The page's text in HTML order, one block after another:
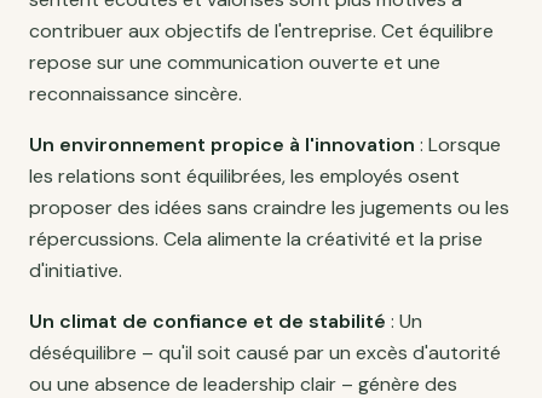
contribuer aux objectifs de l'entreprise. Cet équilibre
repose sur une communication ouverte et une
reconnaissance sincère.
Un environnement propice à l'innovation : Lorsque
les relations sont équilibrées, les employés osent
proposer des idées sans craindre les jugements ou les
répercussions. Cela alimente la créativité et la prise
d'initiative.
Un climat de confiance et de stabilité : Un
déséquilibre – qu'il soit causé par un excès d'autorité
ou une absence de leadership clair – génère des